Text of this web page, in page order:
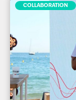
COLLABORATION